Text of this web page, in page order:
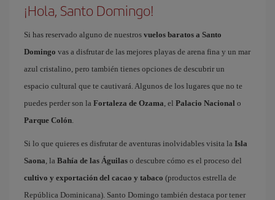
¡Hola, Santo Domingo!
Si has reservado alguno de nuestros vuelos baratos a Santo
Domingo vas a disfrutar de las mejores playas de arena fina y un mar
azul cristalino, pero también tienes opciones de descubrir un
espacio cultural que te cautivará. Algunos de los lugares que no te
puedes perder son la Fortaleza de Ozama, el Palacio Nacional o
Parque Colón.
Si lo que quieres es disfrutar de aventuras inolvidables visita la Isla
Saona, la Bahía de las Águilas o descubre cómo es el proceso del
cultivo y exportación del cacao y tabaco (productos estrella de
República Dominicana). Santo Domingo también destaca por tener